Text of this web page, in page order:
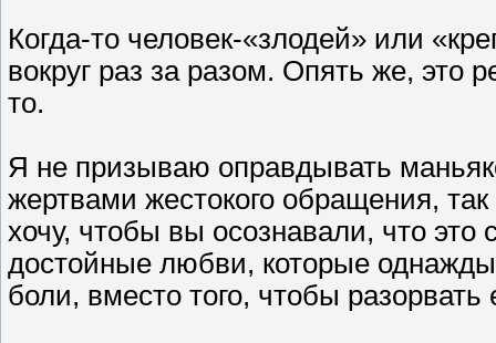
Когда-то человек-«злодей» или
вокруг раз за разом. Опять же, это
то.
Я не призываю оправдывать
жертвами жестокого обращения,
хочу, чтобы вы осознавали, что
достойные любви, которые
боли, вместо того, чтобы разорвать